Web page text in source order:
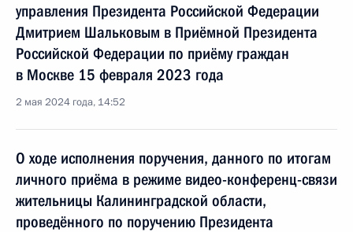
управления Президента Российской Федерации
Дмитрием Шальковым в Приёмной Президента
Российской Федерации по приёму граждан
в Москве 15 февраля 2023 года
2 мая 2024 года, 14:52
О ходе исполнения поручения, данного по итогам
личного приёма в режиме видео-конференц-связи
жительницы Калининградской области,
проведённого по поручению Президента